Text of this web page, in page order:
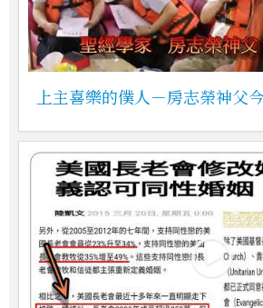
上主喜樂的僕人－房志榮神父